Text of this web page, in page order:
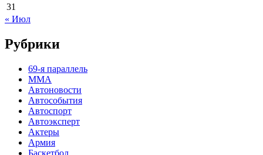
31
« Июл
Рубрики
69-я параллель
MMA
Автоновости
Автособытия
Автоспорт
Автоэксперт
Актеры
Армия